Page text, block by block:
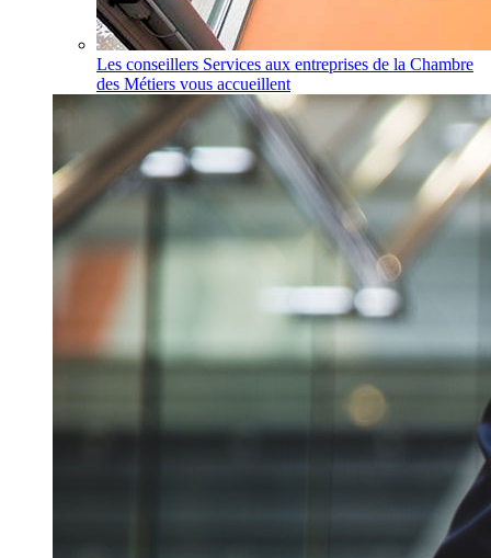
Les conseillers Services aux entreprises de la Chambre
des Métiers vous accueillent